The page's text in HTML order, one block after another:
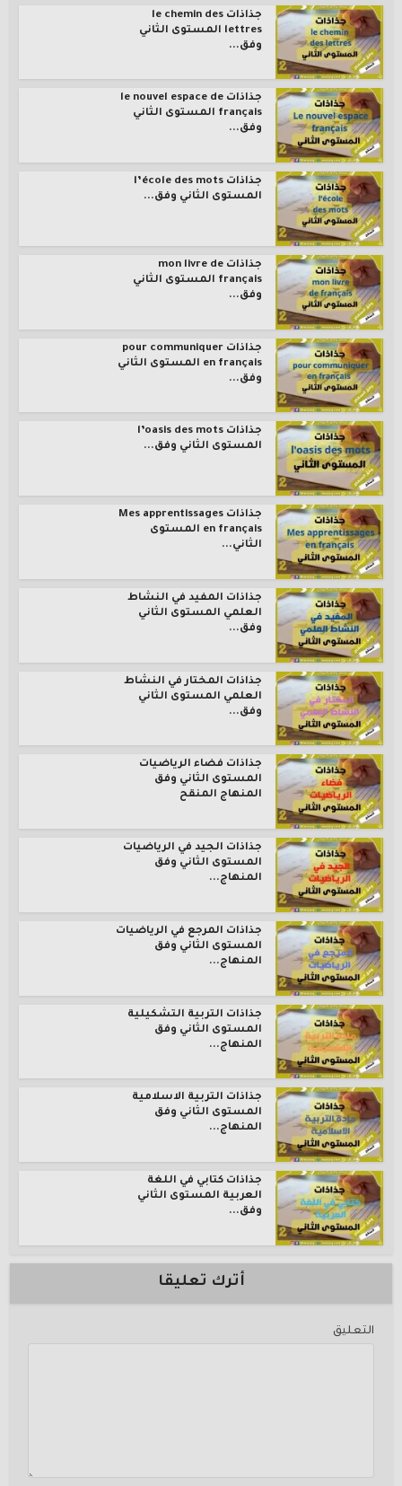
جذاذات le chemin des
lettres المستوى الثاني
وفق...
جذاذات le nouvel espace de
français المستوى الثاني
وفق...
جذاذات l’école des mots
المستوى الثاني وفق...
جذاذات mon livre de
français المستوى الثاني
وفق...
جذاذات pour communiquer
en français المستوى الثاني
وفق...
جذاذات l’oasis des mots
المستوى الثاني وفق...
جذاذات Mes apprentissages
en français المستوى
الثاني...
جذاذات المفيد في النشاط
العلمي المستوى الثاني
وفق...
جذاذات المختار في النشاط
العلمي المستوى الثاني
وفق...
جذاذات فضاء الرياضيات
المستوى الثاني وفق
المنهاج المنقح
جذاذات الجيد في الرياضيات
المستوى الثاني وفق
المنهاج...
جذاذات المرجع في الرياضيات
المستوى الثاني وفق
المنهاج...
جذاذات التربية التشكيلية
المستوى الثاني وفق
المنهاج...
جذاذات التربية الاسلامية
المستوى الثاني وفق
المنهاج...
جذاذات كتابي في اللغة
العربية المستوى الثاني
وفق...
أترك تعليقا
التعليق